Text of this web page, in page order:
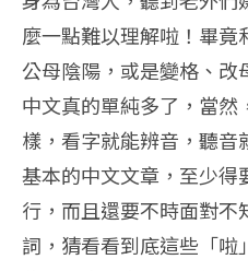
麼一點難以理解啦！畢
公母陰陽，或是變格、改
中文真的單純多了，當然
樣，看字就能辨音，聽
基本的中文文章，至少得
行，而且還要不時面對
詞，猜看看到底這些「